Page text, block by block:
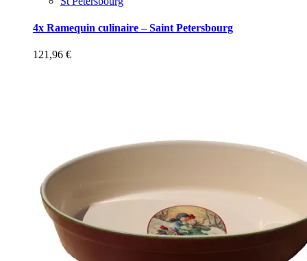
4x Ramequin culinaire – Saint Petersbourg
121,96 €